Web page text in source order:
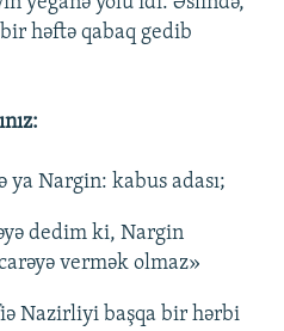
həftə qabaq gedib
ya Nargin: kabus adası;
dedim ki, Nargin
vermək olmaz»
Nazirliyi başqa bir hərbi